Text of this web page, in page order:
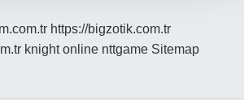
https://bigzotik.com.tr
knight online nttgame Sitemap